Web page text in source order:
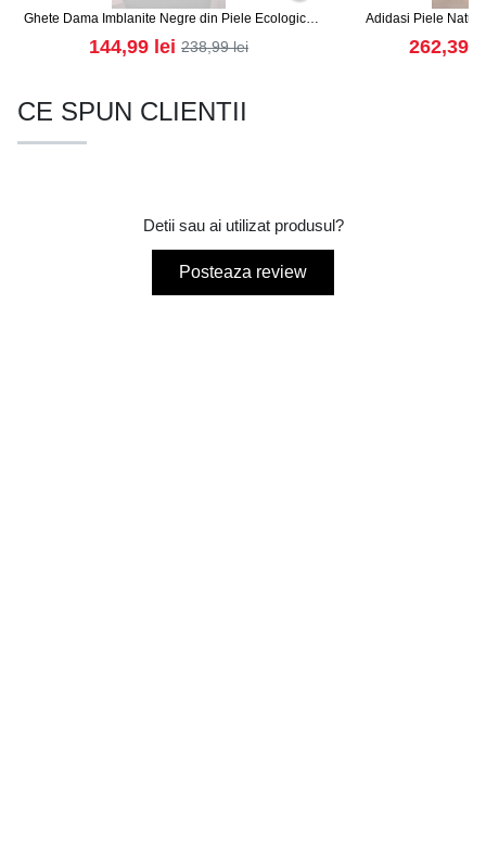
Ghete Dama Imblanite Negre din Piele Ecologica
Intoarsa Zyon2
144,99 lei 238,99lei
Adidasi Piele
262,39
CE SPUN CLIENTII
Detii sau ai utilizat produsul?
Posteaza review